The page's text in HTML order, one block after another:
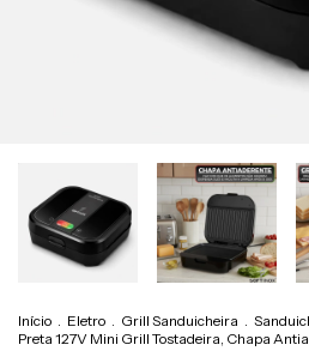
Início Eletro Grill Sanduicheira
Preta 127V Mini Grill Tostadeira, Chapa